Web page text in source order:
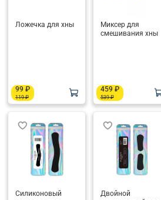
Ложечка для хны
99 ₽
119 ₽
Миксер для
смешивания хны
459 ₽
539 ₽
Силиконовый
Двойной